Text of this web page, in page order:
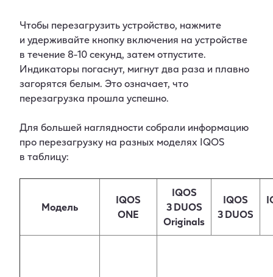
Чтобы перезагрузить устройство, нажмите
и удерживайте кнопку включения на устройстве
в течение 8-10 секунд, затем отпустите.
Индикаторы погаснут, мигнут два раза и плавно
загорятся белым. Это означает, что
перезагрузка прошла успешно.
Для большей наглядности собрали информацию
про перезагрузку на разных моделях IQOS
в таблицу:
Модель
IQOS
ONE
IQOS
3 DUOS
Originals
IQOS
3 DUOS